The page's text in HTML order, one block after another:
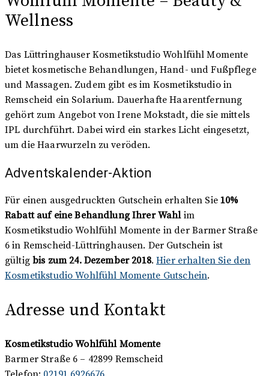
Wellness
Das Lüttringhauser Kosmetikstudio Wohlfühl Momente
bietet kosmetische Behandlungen, Hand- und Fußpflege
und Massagen. Zudem gibt es im Kosmetikstudio in
Remscheid ein Solarium. Dauerhafte Haarentfernung
gehört zum Angebot von Irene Mokstadt, die sie mittels
IPL durchführt. Dabei wird ein starkes Licht eingesetzt,
um die Haarwurzeln zu veröden.
Adventskalender-Aktion
Für einen ausgedruckten Gutschein erhalten Sie10%
Rabatt auf eine Behandlung Ihrer Wahlim
Kosmetikstudio Wohlfühl Momente in der Barmer Straße
6 in Remscheid-Lüttringhausen. Der Gutschein ist
gültigbis zum 24. Dezember 2018.Hier erhalten Sie den
Kosmetikstudio Wohlfühl Momente Gutschein.
Adresse und Kontakt
Kosmetikstudio Wohlfühl Momente
Barmer Straße 6 – 42899 Remscheid